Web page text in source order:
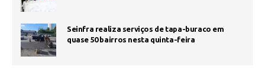
Seinfra realiza serviços de tapa-buraco em
quase 50 bairros nesta quinta-feira